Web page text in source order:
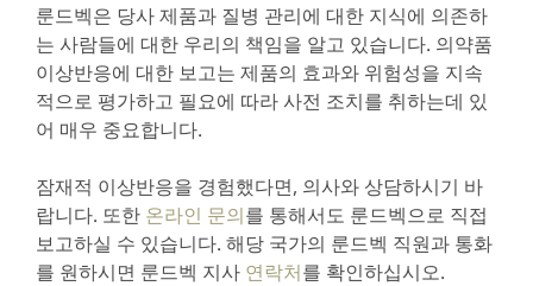
룬드벡은 당사 제품과 질병 관리에 대한 지식에 의존하
는 사람들에 대한 우리의 책임을 알고 있습니다. 의약품
이상반응에 대한 보고는 제품의 효과와 위험성을 지속
적으로 평가하고 필요에 따라 사전 조치를 취하는데 있
어 매우 중요합니다.
잠재적 이상반응을 경험했다면, 의사와 상담하시기 바
랍니다. 또한 온라인 문의를 통해서도 룬드벡으로 직접
보고하실 수 있습니다. 해당 국가의 룬드벡 직원과 통화
를 원하시면 룬드벡 지사 연락처를 확인하십시오.